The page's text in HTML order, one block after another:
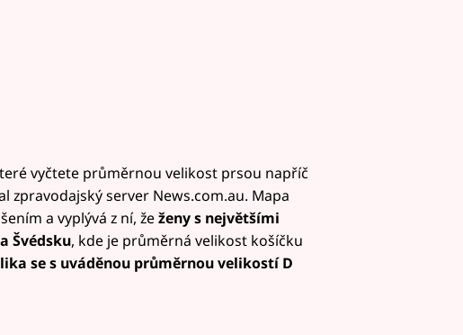
vyčtete průměrnou velikost prsou napříč
zpravodajský server News.com.au. Mapa
a vyplývá z ní, žeženy s největšími
Švédsku, kde je průměrná velikost košíčku
se s uváděnou průměrnou velikostí D